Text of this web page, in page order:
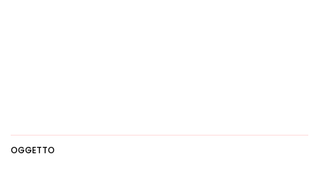
OGGETTO